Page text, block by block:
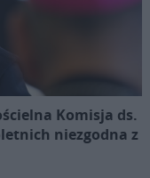
Komisja ds.
niezgodna z